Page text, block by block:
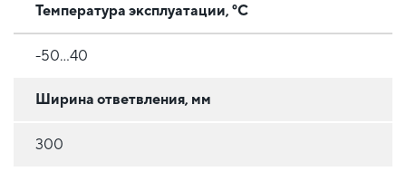
Температура эксплуатации, °C
-50...40
Ширина ответвления, мм
300